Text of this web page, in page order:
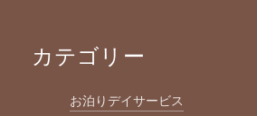
カテゴリー
お泊りデイサービス